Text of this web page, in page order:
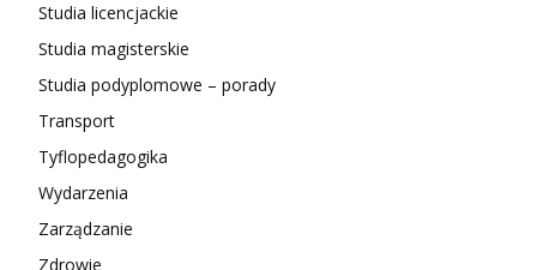
Studia licencjackie
Studia magisterskie
Studia podyplomowe – porady
Transport
Tyflopedagogika
Wydarzenia
Zarządzanie
Zdrowie